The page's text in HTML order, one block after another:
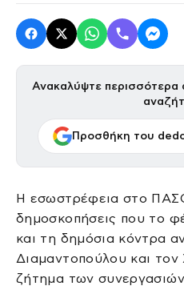
Ανακαλύψτε
Προσθήκη του
Η εσωστρέφεια στο
δημοσκοπήσεις που το
και τη δημόσια κόντρα
Διαμαντοπούλου και
ζήτημα των